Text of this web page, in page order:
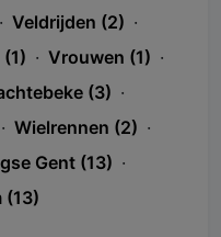
· Veldrijden (2) ·
· Vrouwen (1) ·
(3) ·
· Wielrennen (2) ·
Gent (13) ·
(13)